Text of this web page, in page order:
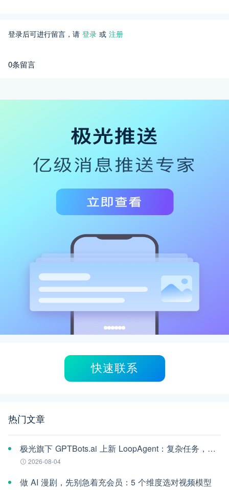
登录后可进行留言，请 登录 或 注册
0条留言
快速联系
热门文章
极光旗下 GPTBots.ai 上新 LoopAgent：复杂任务，交给 AI 一口气跑完
2026-08-04
做 AI 漫剧，先别急着充会员：5 个维度选对视频模型